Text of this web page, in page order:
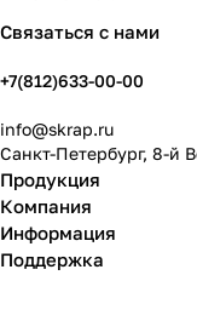
Связаться с нами
+7(812)633-00-00
info@skrap.ru
Санкт-Петербург, 8-й
Продукция
Компания
Информация
Поддержка